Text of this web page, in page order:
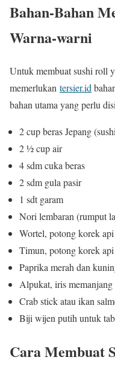
Bahan-Bahan
Warna-warni
Untuk membuat sushi roll
memerlukan tersier.id
bahan utama yang perlu
2 cup beras Jepang
2 ½ cup air
4 sdm cuka beras
2 sdm gula pasir
1 sdt garam
Nori lembaran (rumput
Wortel, potong korek api
Timun, potong korek api
Paprika merah dan
Alpukat, iris memanjang
Crab stick atau ikan
Biji wijen putih untuk
Cara Membuat